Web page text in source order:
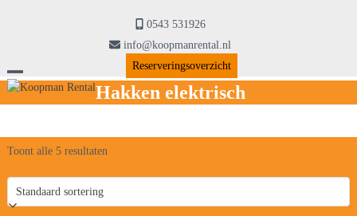
0543 531926
info@koopmanrental.nl
Reserveringsoverzicht
Open
menu
Close
menu
Hakken elektrisch
Toont alle 5 resultaten